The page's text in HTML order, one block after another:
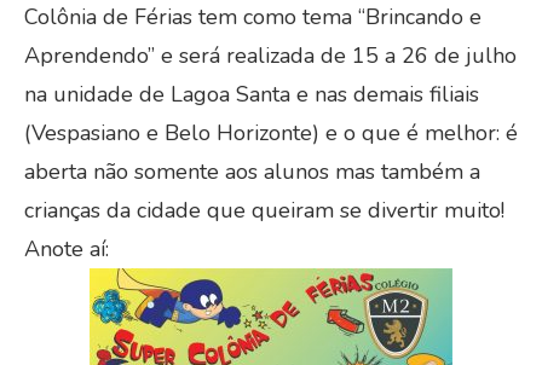
Colônia de Férias tem como tema “Brincando e
Aprendendo” e será realizada de 15 a 26 de julho
na unidade de Lagoa Santa e nas demais filiais
(Vespasiano e Belo Horizonte) e o que é melhor: é
aberta não somente aos alunos mas também a
crianças da cidade que queiram se divertir muito!
Anote aí: